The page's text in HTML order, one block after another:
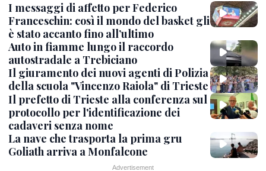
I messaggi di affetto per Federico
Franceschin: così il mondo del basket gli
è stato accanto fino all’ultimo
Auto in fiamme lungo il raccordo
autostradale a Trebiciano
Il giuramento dei nuovi agenti di Polizia
della scuola "Vincenzo Raiola" di Trieste
Il prefetto di Trieste alla conferenza sul
protocollo per l'identificazione dei
cadaveri senza nome
La nave che trasporta la prima gru
Goliath arriva a Monfalcone